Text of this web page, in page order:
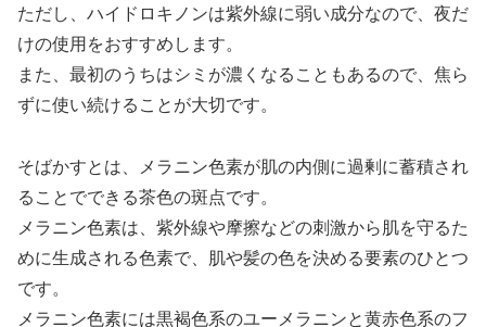
ただし、ハイドロキノンは紫外線に弱い成分なので、夜だ
けの使用をおすすめします。
また、最初のうちはシミが濃くなることもあるので、焦ら
ずに使い続けることが大切です。
そばかすとは、メラニン色素が肌の内側に過剰に蓄積され
ることでできる茶色の斑点です。
メラニン色素は、紫外線や摩擦などの刺激から肌を守るた
めに生成される色素で、肌や髪の色を決める要素のひとつ
です。
メラニン色素には黒褐色系のユーメラニンと黄赤色系のフ